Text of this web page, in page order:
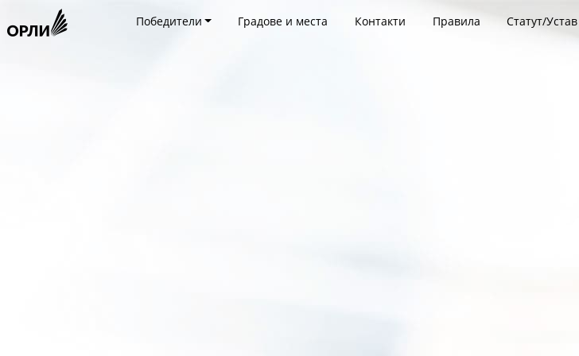
Победители Градове и места Контакти Правила Статут/Устав